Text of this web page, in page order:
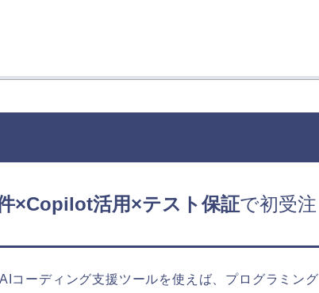
×Copilot活用×テスト保証で初受注
コーディング支援ツールを使えば、プログラミング